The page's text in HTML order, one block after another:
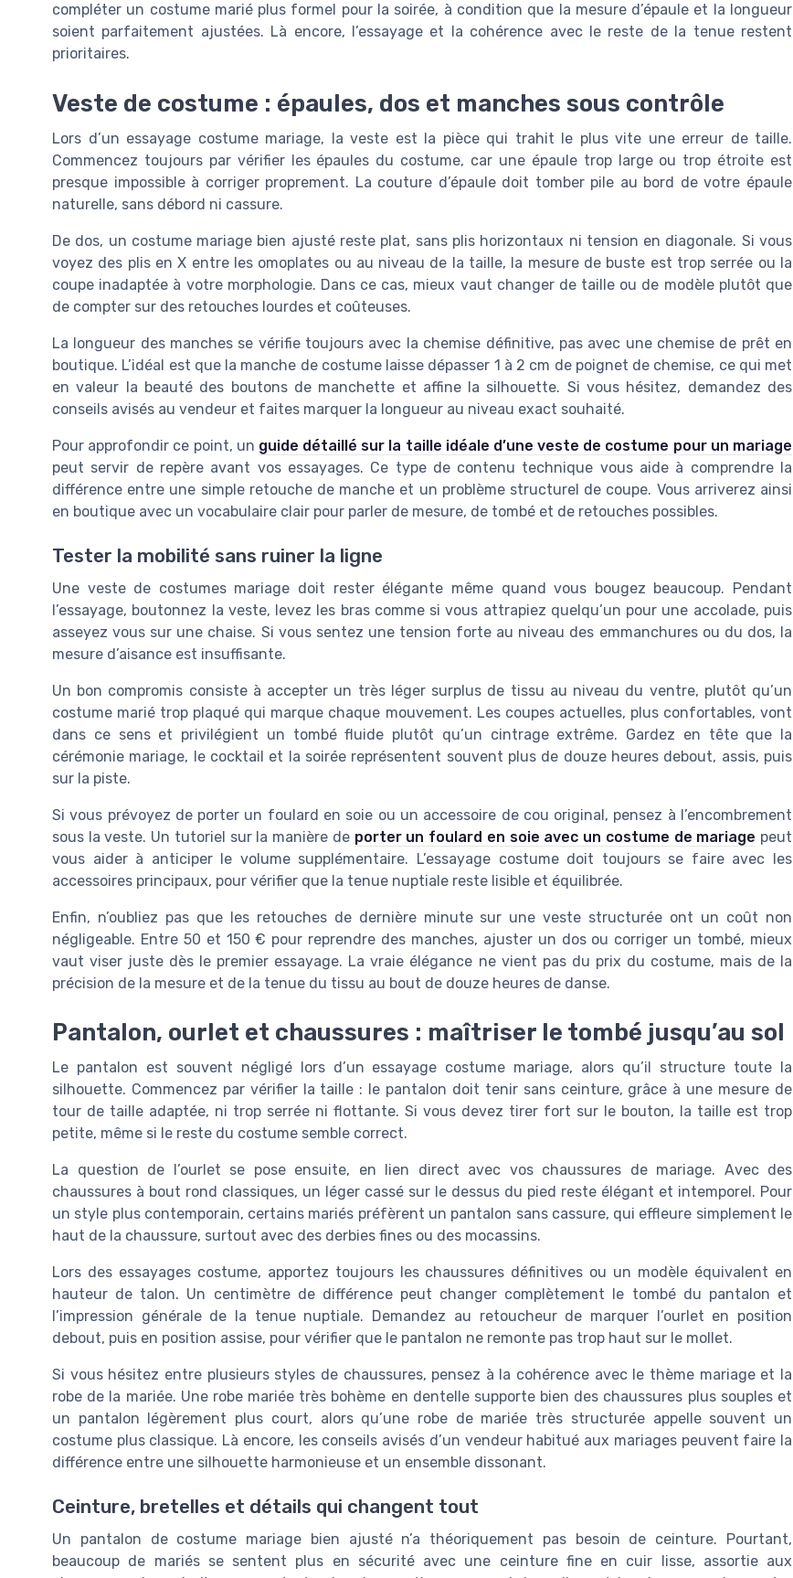
compléter un costume marié plus formel pour la soirée, à condition que la mesure d’épaule et la longueur
soient parfaitement ajustées. Là encore, l’essayage et la cohérence avec le reste de la tenue restent
prioritaires.
Veste de costume : épaules, dos et manches sous contrôle
Lors d’un essayage costume mariage, la veste est la pièce qui trahit le plus vite une erreur de taille.
Commencez toujours par vérifier les épaules du costume, car une épaule trop large ou trop étroite est
presque impossible à corriger proprement. La couture d’épaule doit tomber pile au bord de votre épaule
naturelle, sans débord ni cassure.
De dos, un costume mariage bien ajusté reste plat, sans plis horizontaux ni tension en diagonale. Si vous
voyez des plis en X entre les omoplates ou au niveau de la taille, la mesure de buste est trop serrée ou la
coupe inadaptée à votre morphologie. Dans ce cas, mieux vaut changer de taille ou de modèle plutôt que
de compter sur des retouches lourdes et coûteuses.
La longueur des manches se vérifie toujours avec la chemise définitive, pas avec une chemise de prêt en
boutique. L’idéal est que la manche de costume laisse dépasser 1 à 2 cm de poignet de chemise, ce qui met
en valeur la beauté des boutons de manchette et affine la silhouette. Si vous hésitez, demandez des
conseils avisés au vendeur et faites marquer la longueur au niveau exact souhaité.
Pour approfondir ce point, un guide détaillé sur la taille idéale d’une veste de costume pour un mariage
peut servir de repère avant vos essayages. Ce type de contenu technique vous aide à comprendre la
différence entre une simple retouche de manche et un problème structurel de coupe. Vous arriverez ainsi
en boutique avec un vocabulaire clair pour parler de mesure, de tombé et de retouches possibles.
Tester la mobilité sans ruiner la ligne
Une veste de costumes mariage doit rester élégante même quand vous bougez beaucoup. Pendant
l’essayage, boutonnez la veste, levez les bras comme si vous attrapiez quelqu’un pour une accolade, puis
asseyez vous sur une chaise. Si vous sentez une tension forte au niveau des emmanchures ou du dos, la
mesure d’aisance est insuffisante.
Un bon compromis consiste à accepter un très léger surplus de tissu au niveau du ventre, plutôt qu’un
costume marié trop plaqué qui marque chaque mouvement. Les coupes actuelles, plus confortables, vont
dans ce sens et privilégient un tombé fluide plutôt qu’un cintrage extrême. Gardez en tête que la
cérémonie mariage, le cocktail et la soirée représentent souvent plus de douze heures debout, assis, puis
sur la piste.
Si vous prévoyez de porter un foulard en soie ou un accessoire de cou original, pensez à l’encombrement
sous la veste. Un tutoriel sur la manière de porter un foulard en soie avec un costume de mariage peut
vous aider à anticiper le volume supplémentaire. L’essayage costume doit toujours se faire avec les
accessoires principaux, pour vérifier que la tenue nuptiale reste lisible et équilibrée.
Enfin, n’oubliez pas que les retouches de dernière minute sur une veste structurée ont un coût non
négligeable. Entre 50 et 150 € pour reprendre des manches, ajuster un dos ou corriger un tombé, mieux
vaut viser juste dès le premier essayage. La vraie élégance ne vient pas du prix du costume, mais de la
précision de la mesure et de la tenue du tissu au bout de douze heures de danse.
Pantalon, ourlet et chaussures : maîtriser le tombé jusqu’au sol
Le pantalon est souvent négligé lors d’un essayage costume mariage, alors qu’il structure toute la
silhouette. Commencez par vérifier la taille : le pantalon doit tenir sans ceinture, grâce à une mesure de
tour de taille adaptée, ni trop serrée ni flottante. Si vous devez tirer fort sur le bouton, la taille est trop
petite, même si le reste du costume semble correct.
La question de l’ourlet se pose ensuite, en lien direct avec vos chaussures de mariage. Avec des
chaussures à bout rond classiques, un léger cassé sur le dessus du pied reste élégant et intemporel. Pour
un style plus contemporain, certains mariés préfèrent un pantalon sans cassure, qui effleure simplement le
haut de la chaussure, surtout avec des derbies fines ou des mocassins.
Lors des essayages costume, apportez toujours les chaussures définitives ou un modèle équivalent en
hauteur de talon. Un centimètre de différence peut changer complètement le tombé du pantalon et
l’impression générale de la tenue nuptiale. Demandez au retoucheur de marquer l’ourlet en position
debout, puis en position assise, pour vérifier que le pantalon ne remonte pas trop haut sur le mollet.
Si vous hésitez entre plusieurs styles de chaussures, pensez à la cohérence avec le thème mariage et la
robe de la mariée. Une robe mariée très bohème en dentelle supporte bien des chaussures plus souples et
un pantalon légèrement plus court, alors qu’une robe de mariée très structurée appelle souvent un
costume plus classique. Là encore, les conseils avisés d’un vendeur habitué aux mariages peuvent faire la
différence entre une silhouette harmonieuse et un ensemble dissonant.
Ceinture, bretelles et détails qui changent tout
Un pantalon de costume mariage bien ajusté n’a théoriquement pas besoin de ceinture. Pourtant,
beaucoup de mariés se sentent plus en sécurité avec une ceinture fine en cuir lisse, assortie aux